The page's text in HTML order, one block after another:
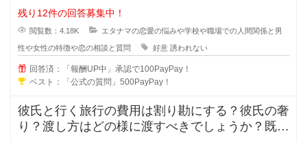
心理を教えてください。女性からは
残り12件の回答募集中！
閲覧数：4.18K エタナマの恋愛の悩みや学校や職場での人間関係と男
性や女性の特徴や恋の相談と質問 好意 誘われない
回答済：「報酬UP中」承認で100PayPay！
ベスト：「公式の質問」500PayPay！
彼氏と行く旅行の費用は割り勘にする？彼氏の奢
り？渡し方はどの様に渡すべきでしょうか？既に